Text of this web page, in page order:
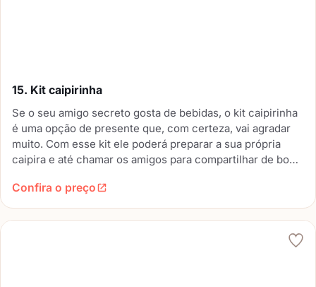
15. Kit caipirinha
Se o seu amigo secreto gosta de bebidas, o kit caipirinha
é uma opção de presente que, com certeza, vai agradar
muito. Com esse kit ele poderá preparar a sua própria
caipira e até chamar os amigos para compartilhar de bons
é bem fácil encontrar esse presente.
Confira o preço